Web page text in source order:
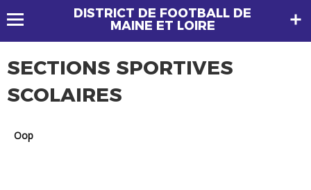
DISTRICT DE FOOTBALL DE
MAINE ET LOIRE
SECTIONS SPORTIVES
SCOLAIRES
oop